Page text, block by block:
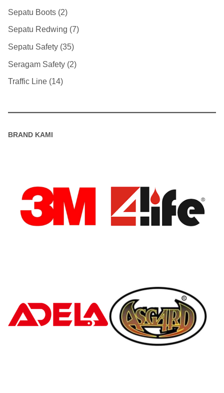
Sepatu Boots 2
Sepatu Redwing 7
Sepatu Safety 35
Seragam Safety 2
Traffic Line 14
BRAND KAMI